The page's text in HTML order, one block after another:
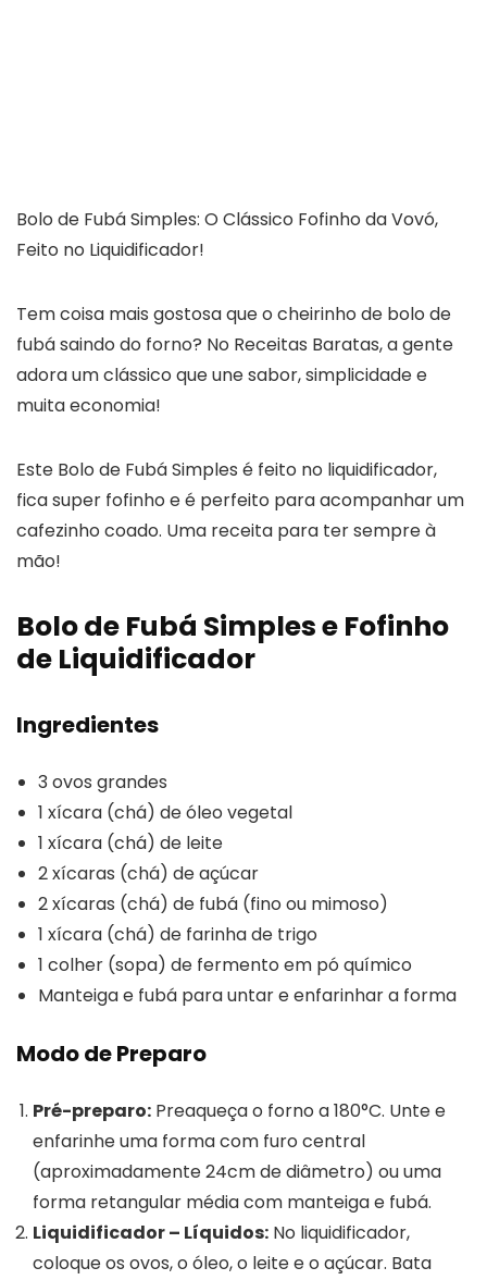
Bolo de Fubá Simples: O Clássico Fofinho da Vovó,
Feito no Liquidificador!
Tem coisa mais gostosa que o cheirinho de bolo de
fubá saindo do forno? No Receitas Baratas, a gente
adora um clássico que une sabor, simplicidade e
muita economia!
Este Bolo de Fubá Simples é feito no liquidificador,
fica super fofinho e é perfeito para acompanhar um
cafezinho coado. Uma receita para ter sempre à
mão!
Bolo de Fubá Simples e Fofinho
de Liquidificador
Ingredientes
3 ovos grandes
1 xícara (chá) de óleo vegetal
1 xícara (chá) de leite
2 xícaras (chá) de açúcar
2 xícaras (chá) de fubá (fino ou mimoso)
1 xícara (chá) de farinha de trigo
1 colher (sopa) de fermento em pó químico
Manteiga e fubá para untar e enfarinhar a forma
Modo de Preparo
Pré-preparo: Preaqueça o forno a 180°C. Unte e
enfarinhe uma forma com furo central
(aproximadamente 24cm de diâmetro) ou uma
forma retangular média com manteiga e fubá.
Liquidificador – Líquidos: No liquidificador,
coloque os ovos, o óleo, o leite e o açúcar. Bata